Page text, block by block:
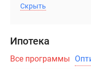
Скрыть
Ипотека
Все программы